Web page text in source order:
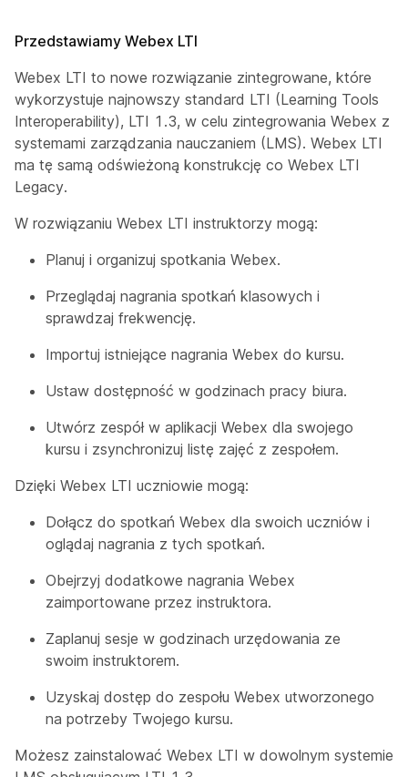
Przedstawiamy Webex LTI
Webex LTI to nowe rozwiązanie zintegrowane, które
wykorzystuje najnowszy standard LTI (Learning Tools
Interoperability), LTI 1.3, w celu zintegrowania Webex z
systemami zarządzania nauczaniem (LMS). Webex LTI
ma tę samą odświeżoną konstrukcję co Webex LTI
Legacy.
W rozwiązaniu Webex LTI instruktorzy mogą:
Planuj i organizuj spotkania Webex.
Przeglądaj nagrania spotkań klasowych i
sprawdzaj frekwencję.
Importuj istniejące nagrania Webex do kursu.
Ustaw dostępność w godzinach pracy biura.
Utwórz zespół w aplikacji Webex dla swojego
kursu i zsynchronizuj listę zajęć z zespołem.
Dzięki Webex LTI uczniowie mogą:
Dołącz do spotkań Webex dla swoich uczniów i
oglądaj nagrania z tych spotkań.
Obejrzyj dodatkowe nagrania Webex
zaimportowane przez instruktora.
Zaplanuj sesje w godzinach urzędowania ze
swoim instruktorem.
Uzyskaj dostęp do zespołu Webex utworzonego
na potrzeby Twojego kursu.
Możesz zainstalować Webex LTI w dowolnym systemie